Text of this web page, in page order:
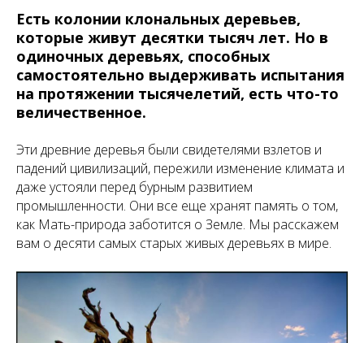
Есть колонии клональных деревьев,
которые живут десятки тысяч лет. Но в
одиночных деревьях, способных
самостоятельно выдерживать испытания
на протяжении тысячелетий, есть что-то
величественное.
Эти древние деревья были свидетелями взлетов и
падений цивилизаций, пережили изменение климата и
даже устояли перед бурным развитием
промышленности. Они все еще хранят память о том,
как Мать-природа заботится о Земле. Мы расскажем
вам о десяти самых старых живых деревьях в мире.